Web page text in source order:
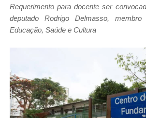
Requerimento para docente ser
deputado Rodrigo Delmasso,
Educação, Saúde e Cultura